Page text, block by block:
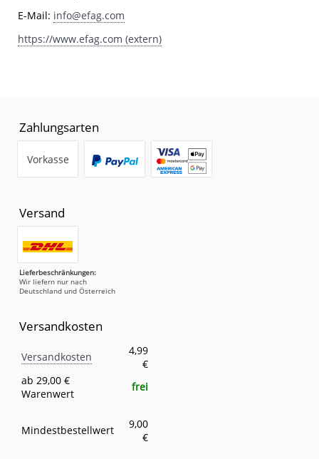
E-Mail: info@efag.com
https://www.efag.com (extern)
Zahlungsarten
Vorkasse
Versand
Lieferbeschränkungen:
Wir liefern nur nach
Deutschland und Österreich
Versandkosten
Eigenschaft
Versandkosten
4,99
€
ab 29,00 €
Warenwert
frei
Mindestbestellwert
9,00
€